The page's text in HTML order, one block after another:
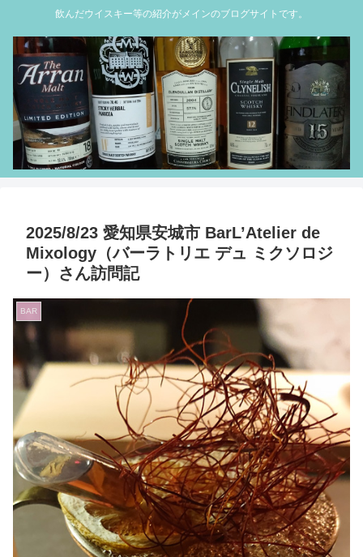
飲んだウイスキー等の紹介がメインのブログサイトです。
2025/8/23 愛知県安城市 BarL’Atelier de
Mixology（バーラトリエ デュ ミクソロジ
ー）さん訪問記
BAR